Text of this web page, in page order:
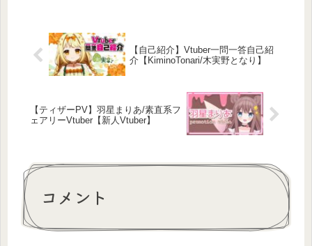
【自己紹介】Vtuber一問一答自己紹
介【KiminoTonari/木実野となり】
【ティザーPV】羽星まりあ/素直系フ
ェアリーVtuber【新人Vtuber】
コメント